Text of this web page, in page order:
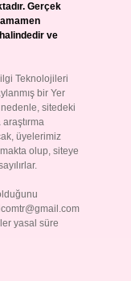
Gerçek
ve
Teknolojileri
bir Yer
sitedeki
üyelerimiz
olup, siteye
yasal süre